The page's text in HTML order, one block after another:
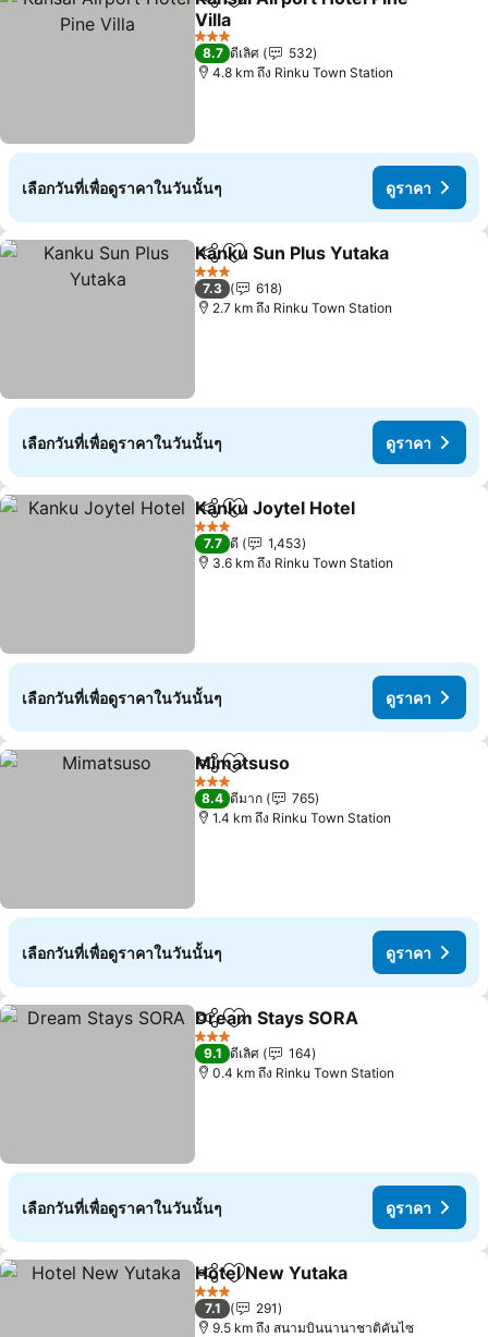
แชร์ เพิ่มในรายการโปรด
Villa
3 ดาว
8.7 ดีเลิศ
532
4.8 km ถึง Rinku Town Station
เลือกวันที่เพื่อดูราคาในวันนั้นๆ ดูราคา
แชร์ เพิ่มในรายการโปรด
Kanku Sun Plus Yutaka
3 ดาว
7.3
618
2.7 km ถึง Rinku Town Station
เลือกวันที่เพื่อดูราคาในวันนั้นๆ ดูราคา
แชร์ เพิ่มในรายการโปรด
Kanku Joytel Hotel
3 ดาว
7.7 ดี
1,453
3.6 km ถึง Rinku Town Station
เลือกวันที่เพื่อดูราคาในวันนั้นๆ ดูราคา
แชร์ เพิ่มในรายการโปรด
Mimatsuso
3 ดาว
8.4 ดีมาก
765
1.4 km ถึง Rinku Town Station
เลือกวันที่เพื่อดูราคาในวันนั้นๆ ดูราคา
แชร์ เพิ่มในรายการโปรด
Dream Stays SORA
3 ดาว
9.1 ดีเลิศ
164
0.4 km ถึง Rinku Town Station
เลือกวันที่เพื่อดูราคาในวันนั้นๆ ดูราคา
แชร์ เพิ่มในรายการโปรด
Hotel New Yutaka
3 ดาว
7.1
291
9.5 km ถึง สนามบินนานาชาติคันไซ